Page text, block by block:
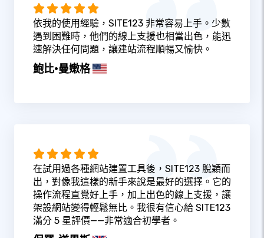
依我的使用經驗，SITE123 非常容易上手。少數
遇到困難時，他們的線上支援也相當出色，能迅
速解決任何問題，讓建站流程順暢又愉快。
鮑比·曼嫩格
在試用過各種網站建置工具後，SITE123 脫穎而
出，對像我這樣的新手來說是最好的選擇。它的
操作流程直覺好上手，加上出色的線上支援，讓
架設網站變得輕鬆無比。我很有信心給 SITE123
滿分 5 星評價——非常適合初學者。